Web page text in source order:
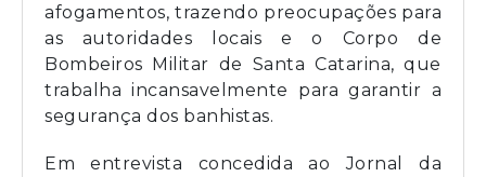
afogamentos, trazendo preocupações para
as autoridades locais e o Corpo de
Bombeiros Militar de Santa Catarina, que
trabalha incansavelmente para garantir a
segurança dos banhistas.
Em entrevista concedida ao Jornal da